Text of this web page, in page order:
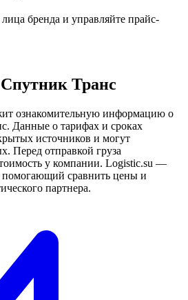
бренда и управляйте прайс-
Транс
ознакомительную информацию о
Данные о тарифах и сроках
источников и могут
Перед отправкой груза
у компании. Logistic.su —
помогающий сравнить цены и
партнера.